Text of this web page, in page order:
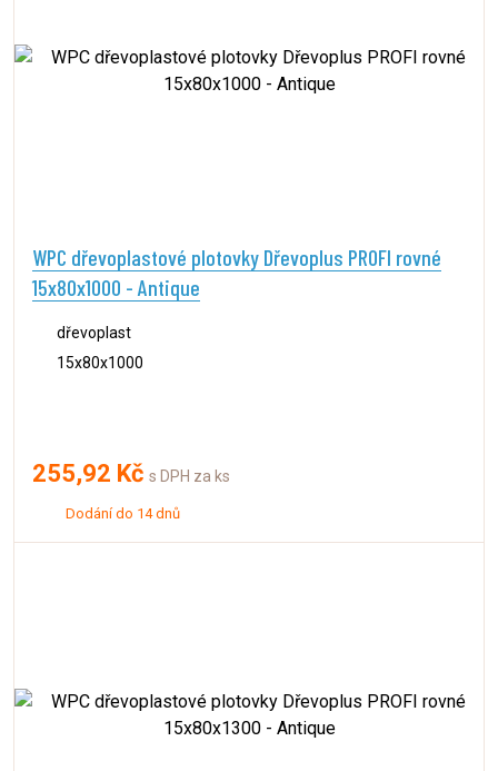
WPC dřevoplastové plotovky Dřevoplus PROFI rovné
15x80x1000 - Antique
dřevoplast
15x80x1000
255,92 Kč s DPH za ks
Dodání do 14 dnů